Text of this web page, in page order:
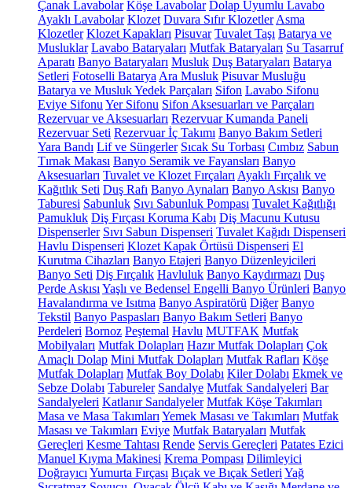
Çanak Lavabolar Köşe Lavabolar Dolap Uyumlu Lavabo
Ayaklı Lavabolar Klozet Duvara Sıfır Klozetler Asma
Klozetler Klozet Kapakları Pisuvar Tuvalet Taşı Batarya ve
Musluklar Lavabo Bataryaları Mutfak Bataryaları Su Tasarruf
Aparatı Banyo Bataryaları Musluk Duş Bataryaları Batarya
Setleri Fotoselli Batarya Ara Musluk Pisuvar Musluğu
Batarya ve Musluk Yedek Parçaları Sifon Lavabo Sifonu
Eviye Sifonu Yer Sifonu Sifon Aksesuarları ve Parçaları
Rezervuar ve Aksesuarları Rezervuar Kumanda Paneli
Rezervuar Seti Rezervuar İç Takımı Banyo Bakım Setleri
Yara Bandı Lif ve Süngerler Sıcak Su Torbası Cımbız Sabun
Tırnak Makası Banyo Seramik ve Fayansları Banyo
Aksesuarları Tuvalet ve Klozet Fırçaları Ayaklı Fırçalık ve
Kağıtlık Seti Duş Rafı Banyo Aynaları Banyo Askısı Banyo
Taburesi Sabunluk Sıvı Sabunluk Pompası Tuvalet Kağıtlığı
Pamukluk Diş Fırçası Koruma Kabı Diş Macunu Kutusu
Dispenserler Sıvı Sabun Dispenseri Tuvalet Kağıdı Dispenseri
Havlu Dispenseri Klozet Kapak Örtüsü Dispenseri El
Kurutma Cihazları Banyo Etajeri Banyo Düzenleyicileri
Banyo Seti Diş Fırçalık Havluluk Banyo Kaydırmazı Duş
Perde Askısı Yaşlı ve Bedensel Engelli Banyo Ürünleri Banyo
Havalandırma ve Isıtma Banyo Aspiratörü Diğer Banyo
Tekstil Banyo Paspasları Banyo Bakım Setleri Banyo
Perdeleri Bornoz Peştemal Havlu MUTFAK Mutfak
Mobilyaları Mutfak Dolapları Hazır Mutfak Dolapları Çok
Amaçlı Dolap Mini Mutfak Dolapları Mutfak Rafları Köşe
Mutfak Dolapları Mutfak Boy Dolabı Kiler Dolabı Ekmek ve
Sebze Dolabı Tabureler Sandalye Mutfak Sandalyeleri Bar
Sandalyeleri Katlanır Sandalyeler Mutfak Köşe Takımları
Masa ve Masa Takımları Yemek Masası ve Takımları Mutfak
Masası ve Takımları Eviye Mutfak Bataryaları Mutfak
Gereçleri Kesme Tahtası Rende Servis Gereçleri Patates Ezici
Manuel Kıyma Makinesi Krema Pompası Dilimleyici
Doğrayıcı Yumurta Fırçası Bıçak ve Bıçak Setleri Yağ